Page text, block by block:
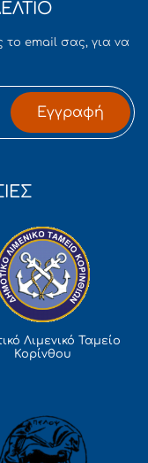
email σας, για να
Εγγραφή
Λιμενικό Ταμείο
Κορίνθου